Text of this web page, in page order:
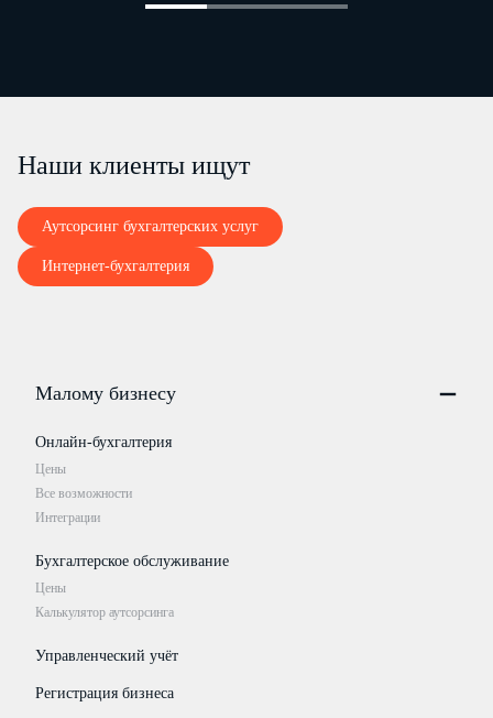
Наши клиенты ищут
Аутсорсинг бухгалтерских услуг
Интернет-бухгалтерия
Малому бизнесу
Онлайн-бухгалтерия
Цены
Все возможности
Интеграции
Бухгалтерское обслуживание
Цены
Калькулятор аутсорсинга
Управленческий учёт
Регистрация бизнеса